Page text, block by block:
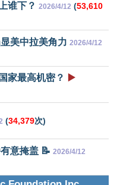
谁下？ 2026/4/12 (53,610
美中拉美角力 2026/4/12
家最高机密？ ▶️
(34,379次)
意掩盖 📝 2026/4/12